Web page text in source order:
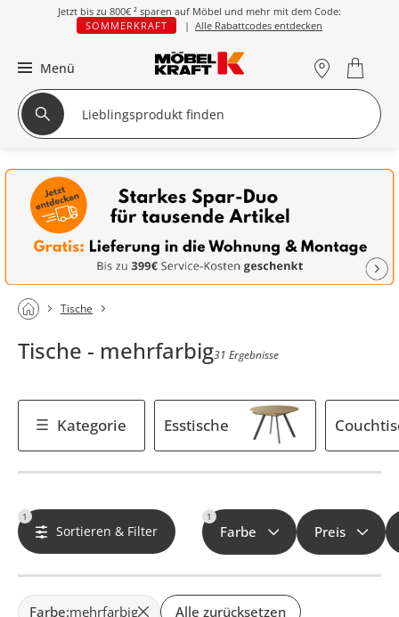
Jetzt bis zu 800€ ² sparen auf Möbel und mehr mit dem Code:
SOMMERKRAFT
| Alle Rabattcodes entdecken
Menü
Tische
Tische - mehrfarbig31 Ergebnisse
Kategorie Esstische
1
Sortieren & Filter
1
Farbe Preis
Farbe:mehrfarbig Alle zurücksetzen